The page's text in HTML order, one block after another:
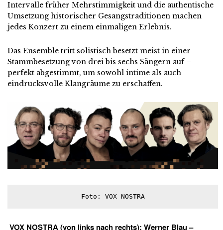
Intervalle früher Mehrstimmigkeit und die authentische
Umsetzung historischer Gesangstraditionen machen
jedes Konzert zu einem einmaligen Erlebnis.
Das Ensemble tritt solistisch besetzt meist in einer
Stammbesetzung von drei bis sechs Sängern auf –
perfekt abgestimmt, um sowohl intime als auch
eindrucksvolle Klangräume zu erschaffen.
Foto: VOX NOSTRA
VOX NOSTRA (von links nach rechts): Werner Blau –